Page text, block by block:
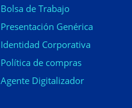
Bolsa de Trabajo
Presentación Genérica
Identidad Corporativa
Política de compras
Agente Digitalizador